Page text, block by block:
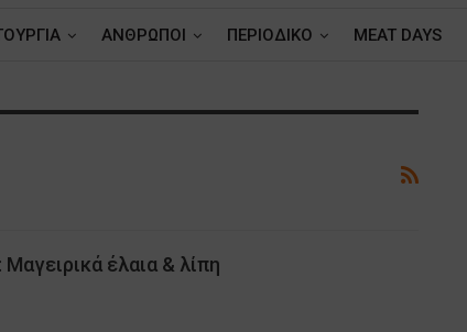
ΑΝΘΡΩΠΟΙ ΠΕΡΙΟΔΙΚΟ MEAT DAYS
έλαια & λίπη